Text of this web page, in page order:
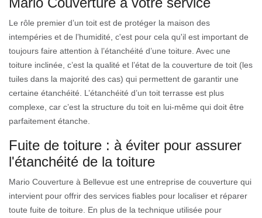
Le rôle premier d’un toit est de protéger la maison des
intempéries et de l’humidité, c'est pour cela qu'il est important de
toujours faire attention à l’étanchéité d’une toiture. Avec une
toiture inclinée, c’est la qualité et l’état de la couverture de toit (les
tuiles dans la majorité des cas) qui permettent de garantir une
certaine étanchéité. L’étanchéité d’un toit terrasse est plus
complexe, car c’est la structure du toit en lui-même qui doit être
parfaitement étanche.
Fuite de toiture : à éviter pour assurer
l'étanchéité de la toiture
Mario Couverture à Bellevue est une entreprise de couverture qui
intervient pour offrir des services fiables pour localiser et réparer
toute fuite de toiture. En plus de la technique utilisée pour